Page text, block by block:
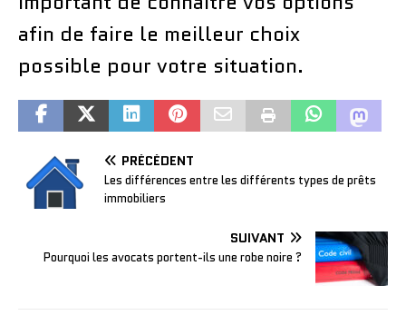
afin de faire le meilleur choix
possible pour votre situation.
PRÉCÉDENT
Les différences entre les différents types de prêts
immobiliers
SUIVANT
Pourquoi les avocats portent-ils une robe noire ?